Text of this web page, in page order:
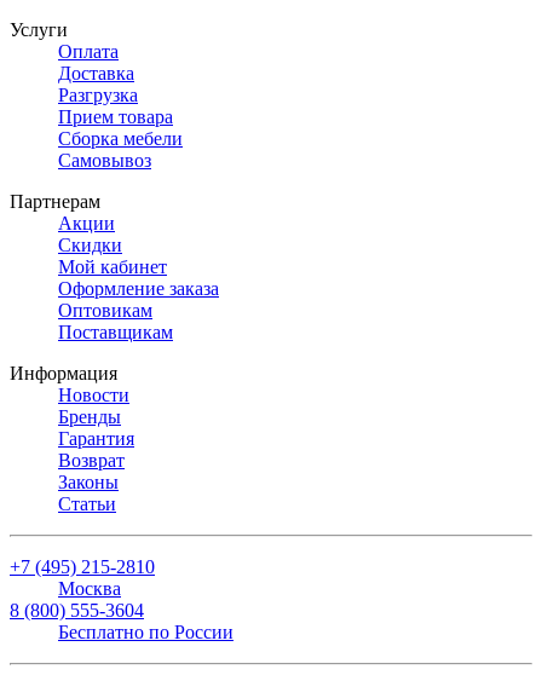
Услуги
Оплата
Доставка
Разгрузка
Прием товара
Сборка мебели
Самовывоз
Партнерам
Акции
Скидки
Мой кабинет
Оформление заказа
Оптовикам
Поставщикам
Информация
Новости
Бренды
Гарантия
Возврат
Законы
Статьи
+7 (495) 215-2810
Москва
8 (800) 555-3604
Бесплатно по России